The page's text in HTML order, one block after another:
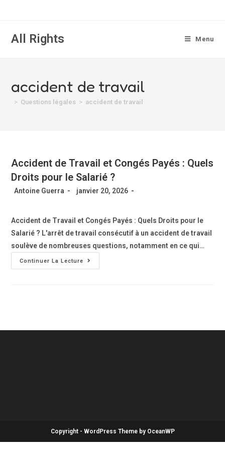
All Rights Menu
accident de travail
> Questions légales > accident de travail
Accident de Travail et Congés Payés : Quels
Droits pour le Salarié ?
Antoine Guerra janvier 20, 2026
Accident de Travail et Congés Payés : Quels Droits pour le
Salarié ? L'arrêt de travail consécutif à un accident de travail
soulève de nombreuses questions, notamment en ce qui…
Continuer La Lecture
Copyright - WordPress Theme by OceanWP